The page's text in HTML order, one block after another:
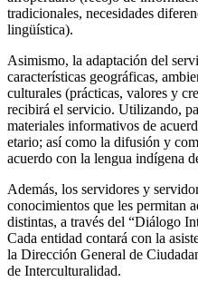
tradicionales, necesidades
lingüística).
Asimismo, la adaptación del
características geográficas,
culturales (prácticas, valores y
recibirá el servicio. Utilizando,
materiales informativos de
etario; así como la difusión y
acuerdo con la lengua indígena
Además, los servidores y
conocimientos que les permitan
distintas, a través del “Diálogo
Cada entidad contará con la
la Dirección General de
de Interculturalidad.